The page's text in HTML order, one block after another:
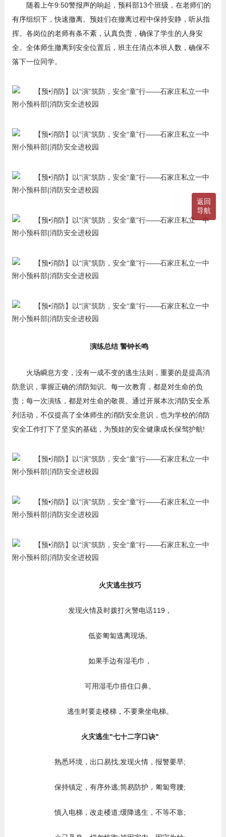
返回
导航
随着上午9:50警报声的响起，预科部13个班级，在老师们的
有序组织下，快速撤离。预娃们在撤离过程中保持安静，听从指
挥。各岗位的老师有条不紊，认真负责，确保了学生的人身安
全。全体师生撤离到安全位置后，班主任清点本班人数，确保不
落下一位同学。
演练总结 警钟长鸣
火场瞬息方变，没有一成不变的逃生法则，重要的是提高消
防意识，掌握正确的消防知识。每一次教育，都是对生命的负
责；每一次演练，都是对生命的敬畏。通过开展本次消防安全系
列活动，不仅提高了全体师生的消防安全意识，也为学校的消防
安全工作打下了坚实的基础，为预娃的安全健康成长保驾护航!
火灾逃生技巧
发现火情及时拨打火警电话119，
低姿匍匐逃离现场。
如果手边有湿毛巾，
可用湿毛巾捂住口鼻。
逃生时要走楼梯，不要乘坐电梯。
火灾逃生"七十二字口诀"
熟悉环境，出口易找;发现火情，报警要早;
保持镇定，有序外逃;简易防护，匍匐弯腰;
慎入电梯，改走楼道;缓降逃生，不等不靠;